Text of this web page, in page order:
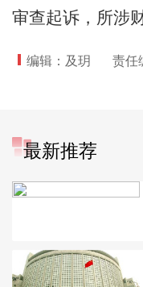
审查起诉，所涉
编辑：及玥 责任
最新推荐